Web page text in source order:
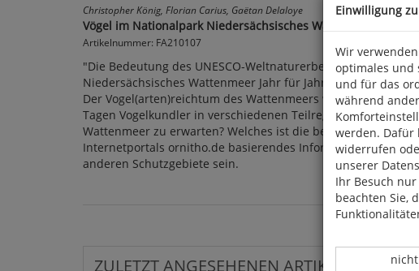
Christopher König, Florian Carius, Gaëtan Delaloye
Vögel im Nationalpark Niedersächsisches Wattenmeer:
Artikelnummer: FA210107
"Die Bedeutung des UNESCO-Weltnaturerbes Wattenmeer
Niedersächsisches Wattenmeer Jahr für Jahr im Oktober
Der Vogel(arten)reichtum des Wattenmeers wird
Tagen Vogelkundler in verschiedenen Teilregionen
Wattenmeer zu erwarten? Welches ist die beste Zeit zur
Internetportals ornitho.de basierendes Informationssystem
anderen Schutzgebiete sein.
ZULETZT ANGESEHENEN ARTIKEL:
Einwilligung
Wir
optimales und
und für das
während
werden. Dafür
widerrufen
unserer
Ihr Besuch
beachten Sie,